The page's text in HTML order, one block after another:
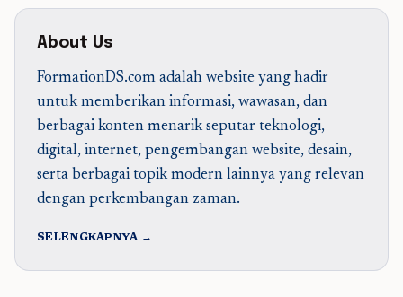
About Us
FormationDS.com adalah website yang hadir
untuk memberikan informasi, wawasan, dan
berbagai konten menarik seputar teknologi,
digital, internet, pengembangan website, desain,
serta berbagai topik modern lainnya yang relevan
dengan perkembangan zaman.
SELENGKAPNYA →